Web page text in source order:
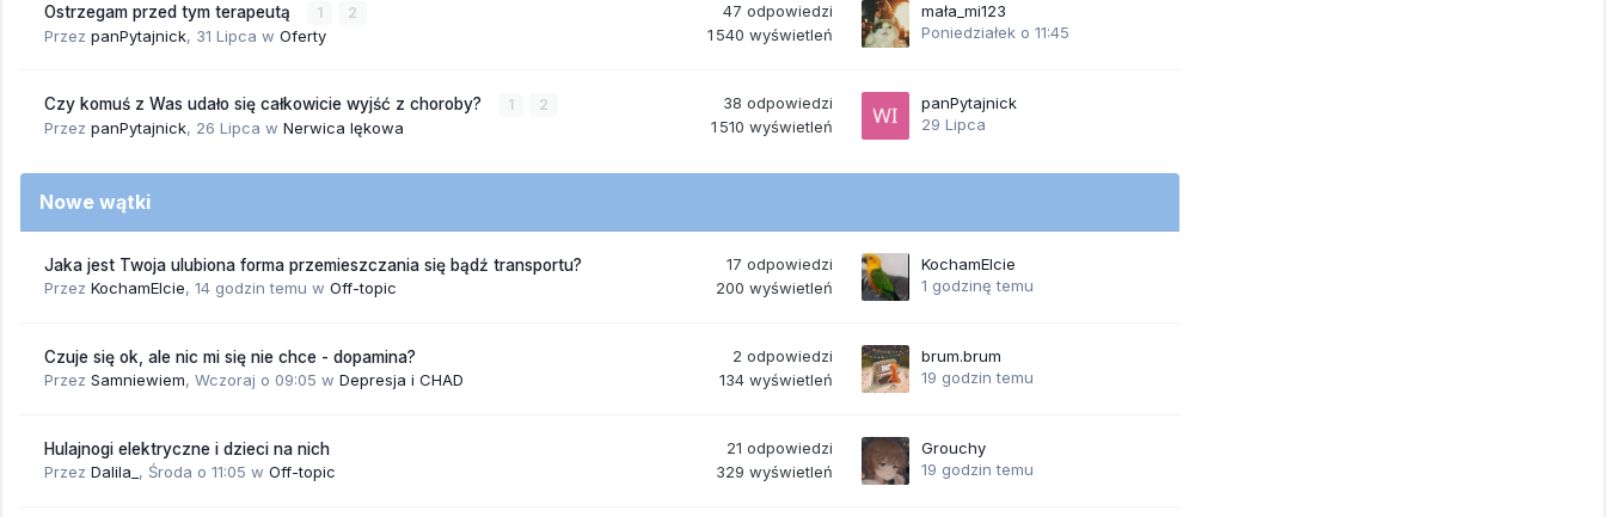
Ostrzegam przed tym terapeutą 1 2
Przez panPytajnick, 31 Lipca w Oferty
47 odpowiedzi
1 540 wyświetleń
mała_mi123
Poniedziałek o 11:45
Czy komuś z Was udało się całkowicie wyjść z choroby? 1 2
Przez panPytajnick, 26 Lipca w Nerwica lękowa
38 odpowiedzi
1 510 wyświetleń
panPytajnick
29 Lipca
Nowe wątki
Jaka jest Twoja ulubiona forma przemieszczania się bądź transportu?
Przez KochamElcie, 14 godzin temu w Off-topic
17 odpowiedzi
200 wyświetleń
KochamElcie
1 godzinę temu
Czuje się ok, ale nic mi się nie chce - dopamina?
Przez Samniewiem, Wczoraj o 09:05 w Depresja i CHAD
2 odpowiedzi
134 wyświetleń
brum.brum
19 godzin temu
Hulajnogi elektryczne i dzieci na nich
Przez Dalila_ , Środa o 11:05 w Off-topic
21 odpowiedzi
329 wyświetleń
Grouchy
19 godzin temu